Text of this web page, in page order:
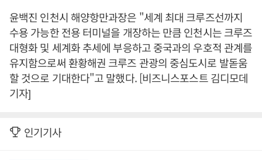
윤백진 인천시 해양항만과장은 "세계 최대 크루즈선까지
수용 가능한 전용 터미널을 개장하는 만큼 인천시는 크루즈
대형화 및 세계화 추세에 부응하고 중국과의 우호적 관계를
유지함으로써 환황해권 크루즈 관광의 중심도시로 발돋움
할 것으로 기대한다"고 말했다. [비즈니스포스트 김디모데
기자]
인기기사